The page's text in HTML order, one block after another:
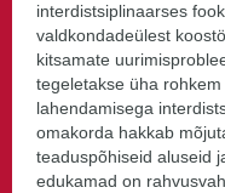
interdistsiplinaarses
valdkondadeülest
kitsamate
tegeletakse üha
lahendamisega
omakorda hakkab
teaduspõhiseid aluseid
edukamad on